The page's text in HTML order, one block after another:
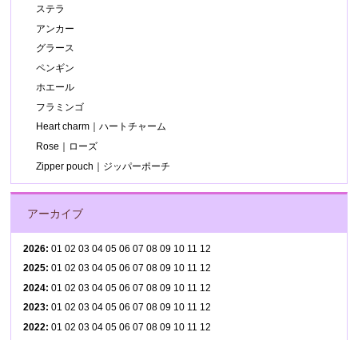
ステラ
アンカー
グラース
ペンギン
ホエール
フラミンゴ
Heart charm｜ハートチャーム
Rose｜ローズ
Zipper pouch｜ジッパーポーチ
アーカイブ
2026:01 02 03 04 05 06 07 08 09 10 11 12
2025:01 02 03 04 05 06 07 08 09 10 11 12
2024:01 02 03 04 05 06 07 08 09 10 11 12
2023:01 02 03 04 05 06 07 08 09 10 11 12
2022:01 02 03 04 05 06 07 08 09 10 11 12